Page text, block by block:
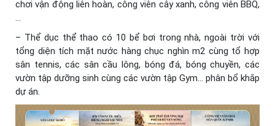
chơi vận động liên hoàn, công viên cây xanh, công viên BBQ,
…
– Thể dục thể thao có 10 bể bơi trong nhà, ngoài trời với
tổng diện tích mặt nước hàng chục nghìn m2 cùng tổ hợp
sân tennis, các sân cầu lông, bóng đá, bóng chuyền, các
vườn tập dưỡng sinh cùng các vườn tập Gym… phân bổ khắp
dự án.